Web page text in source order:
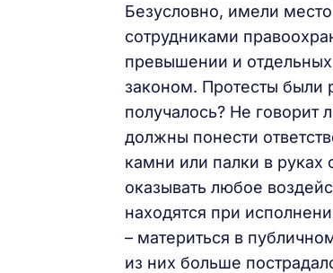
Безусловно, имели
сотрудниками
превышении и
законом. Протесты
получалось? Не говорит
должны понести
камни или палки в
оказывать любое
находятся при
– материться в
из них больше